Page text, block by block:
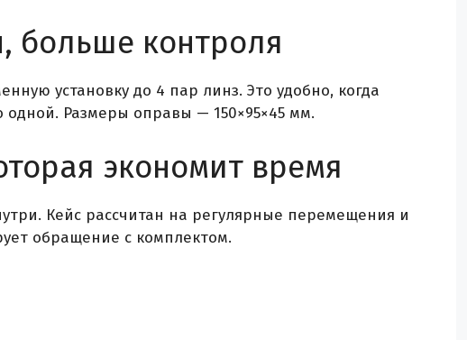
больше контроля
установку до 4 пар линз. Это удобно, когда
Размеры оправы — 150×95×45 мм.
экономит время
Кейс рассчитан на регулярные перемещения и
обращение с комплектом.